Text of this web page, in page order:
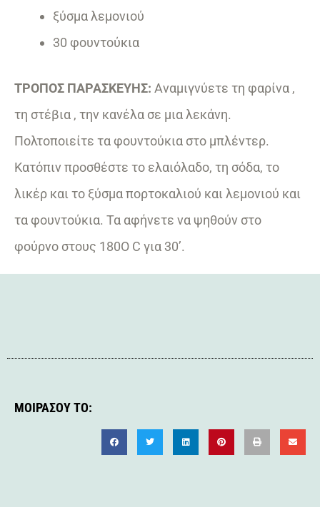
ξύσμα λεμονιού
30 φουντούκια
ΤΡΟΠΟΣ ΠΑΡΑΣΚΕΥΗΣ: Αναμιγνύετε τη φαρίνα ,
τη στέβια , την κανέλα σε μια λεκάνη.
Πολτοποιείτε τα φουντούκια στο μπλέντερ.
Κατόπιν προσθέστε το ελαιόλαδο, τη σόδα, το
λικέρ και το ξύσμα πορτοκαλιού και λεμονιού και
τα φουντούκια. Τα αφήνετε να ψηθούν στο
φούρνο στους 180Ο C για 30’.
ΜΟΙΡΆΣΟΥ ΤΟ: